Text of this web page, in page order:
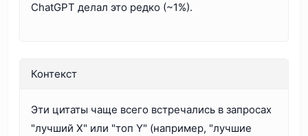
ChatGPT делал это редко (~1%).
Контекст
Эти цитаты чаще всего встречались в запросах
"лучший X" или "топ Y" (например, "лучшие